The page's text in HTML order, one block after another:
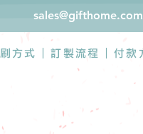
方式 |訂製流程 付款